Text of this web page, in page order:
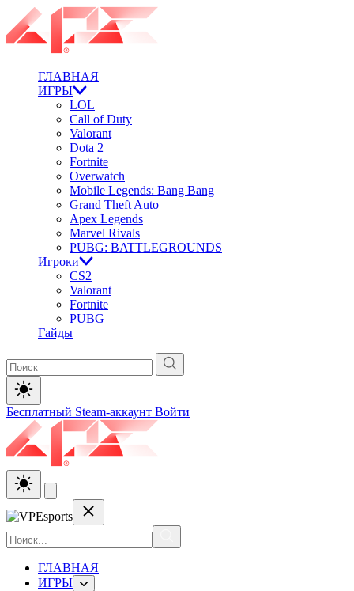
ГЛАВНАЯ
ИГРЫ
LOL
Call of Duty
Valorant
Dota 2
Fortnite
Overwatch
Mobile Legends: Bang Bang
Grand Theft Auto
Apex Legends
Marvel Rivals
PUBG: BATTLEGROUNDS
Игроки
CS2
Valorant
Fortnite
PUBG
Гайды
Бесплатный Steam-аккаунт Войти
ГЛАВНАЯ
ИГРЫ